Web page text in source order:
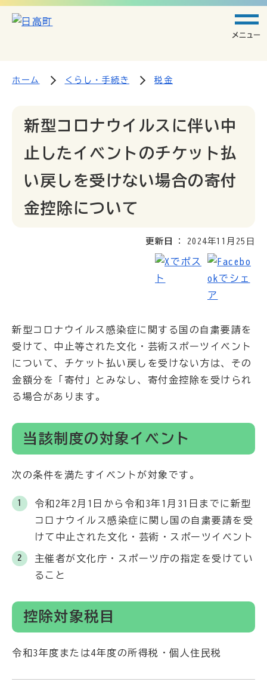
メニュー
ホーム くらし・手続き 税金
新型コロナウイルスに伴い中
止したイベントのチケット払
い戻しを受けない場合の寄付
金控除について
更新日 2024年11月25日
新型コロナウイルス感染症に関する国の自粛要請を
受けて、中止等された文化・芸術スポーツイベント
について、チケット払い戻しを受けない方は、その
金額分を「寄付」とみなし、寄付金控除を受けられ
る場合があります。
当該制度の対象イベント
次の条件を満たすイベントが対象です。
令和2年2月1日から令和3年1月31日までに新型
コロナウイルス感染症に関し国の自粛要請を受
けて中止された文化・芸術・スポーツイベント
主催者が文化庁・スポーツ庁の指定を受けてい
ること
控除対象税目
令和3年度または4年度の所得税・個人住民税